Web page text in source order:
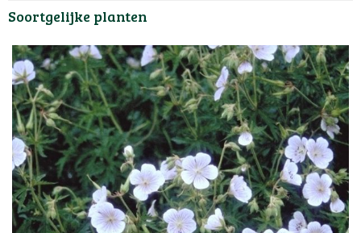
Soortgelijke planten